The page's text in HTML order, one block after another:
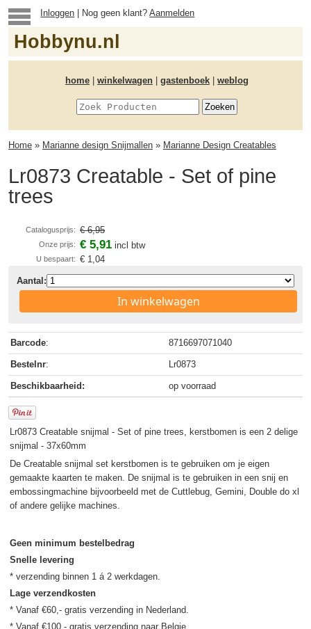
Inloggen | Nog geen klant?Aanmelden
Hobbynu.nl
home winkelwagen gastenboek weblog
Home » Marianne design Snijmallen » Marianne Design Creatables
Lr0873 Creatable - Set of pine
trees
Catalogusprijs: € 6,95
Onze prijs: € 5,91 incl btw
U bespaart: € 1,04
Aantal:
In winkelwagen
Barcode: 8716697071040
Bestelnr: Lr0873
Beschikbaarheid: op voorraad
Lr0873 Creatable snijmal - Set of pine trees, kerstbomen is een 2 delige
snijmal - 37x60mm
De Creatable snijmal set kerstbomen is te gebruiken om je eigen
gemaakte kaarten te maken. De snijmal is te gebruiken in een snij en
embossingmachine bijvoorbeeld met de Cuttlebug, Gemini, Double do xl
of andere gelijke machines.
Geen minimum bestelbedrag
Snelle levering
Lage verzendkosten
* Vanaf €60,- gratis verzending in Nederland.